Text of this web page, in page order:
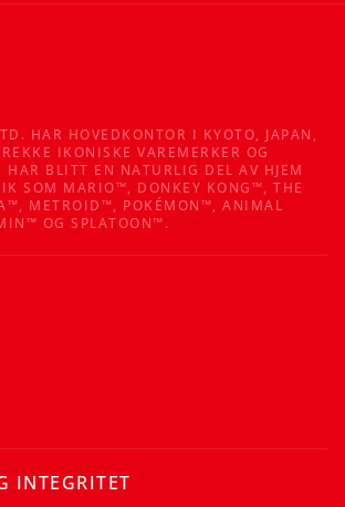
HAR HOVEDKONTOR I KYOTO, JAPAN,
IKONISKE VAREMERKER OG
HAR BLITT EN NATURLIG DEL AV HJEM
SOM MARIO™, DONKEY KONG™, THE
METROID™, POKÉMON™, ANIMAL
OG SPLATOON™.
INTEGRITET